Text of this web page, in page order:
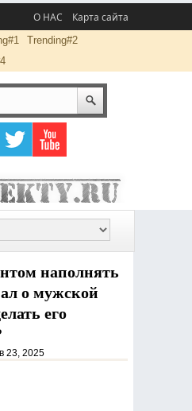
О НАС Карта сайта
Trending#2
наполнять
о мужской
его
23, 2025